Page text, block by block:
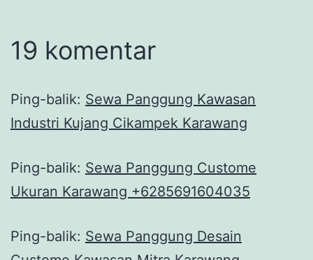
19 komentar
Ping-balik: Sewa Panggung Kawasan
Industri Kujang Cikampek Karawang
Ping-balik: Sewa Panggung Custome
Ukuran Karawang +6285691604035
Ping-balik: Sewa Panggung Desain